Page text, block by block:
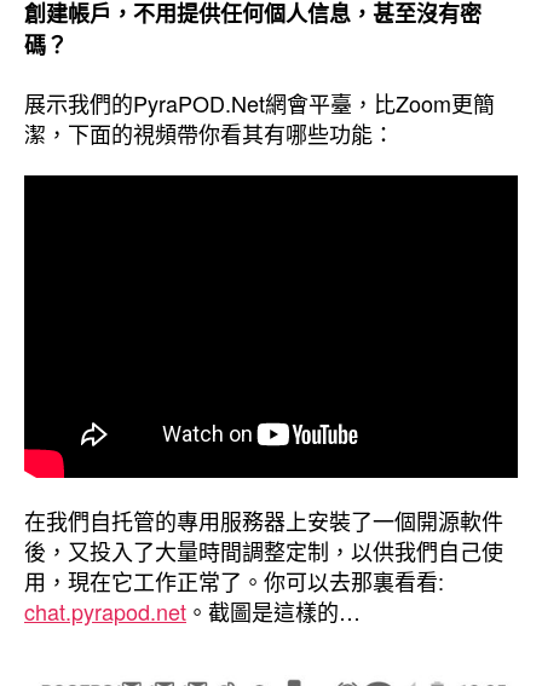
教
視
頻
）〉
中
創建帳戶，不用提供任何個人信息，甚至沒有密
碼？
展示我們的PyraPOD.Net網會平臺，比Zoom更簡
潔，下面的視頻帶你看其有哪些功能：
在我們自托管的專用服務器上安裝了一個開源軟件
後，又投入了大量時間調整定制，以供我們自己使
用，現在它工作正常了。你可以去那裏看看:
chat.pyrapod.net 。截圖是這樣的…